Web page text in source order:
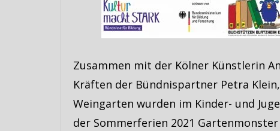
Zusammen mit der Kölner Künstlerin
Kräften der Bündnispartner Petra
Weingarten wurden im Kinder- und
der Sommerferien 2021